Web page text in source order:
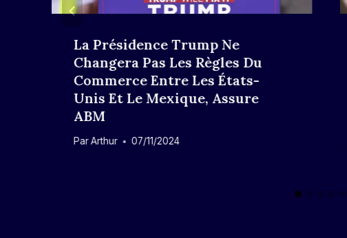
La Présidence Trump Ne
Changera Pas Les Règles Du
Commerce Entre Les États-
Unis Et Le Mexique, Assure
ABM
ParArthur 07/11/2024